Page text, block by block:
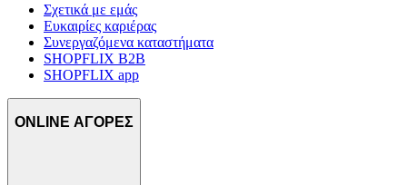
Σχετικά με εμάς
Ευκαιρίες καριέρας
Συνεργαζόμενα καταστήματα
SHOPFLIX B2B
SHOPFLIX app
ONLINE ΑΓΟΡΕΣ